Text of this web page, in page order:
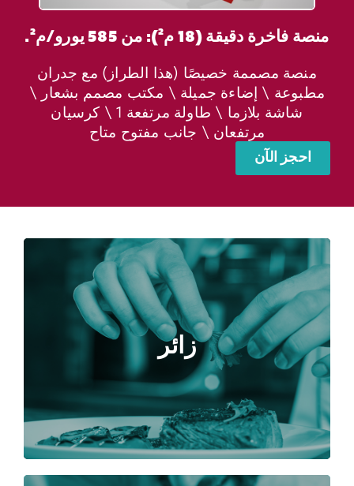
منصة فاخرة دقيقة (18 م²): من 585 يورو/م².
منصة مصممة خصيصًا (هذا الطراز) مع جدران
مطبوعة \ إضاءة جميلة \ مكتب مصمم بشعار \
شاشة بلازما \ طاولة مرتفعة 1 \ كرسيان
مرتفعان \ جانب مفتوح متاح
احجز الآن
زائر
زائر
لماذا يجب عليك زيارة معرض هوريكا
إكسبو الجزائر؟
المزيد من المعلومات